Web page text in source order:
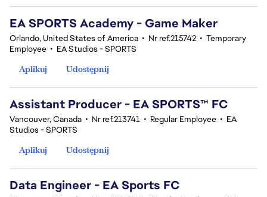
EA SPORTS Academy - Game Maker
Orlando, United States of America • Nr ref.215742 • Temporary
Employee • EA Studios - SPORTS
Aplikuj
Udostępnij
Assistant Producer - EA SPORTS™ FC
Vancouver, Canada • Nr ref.213741 • Regular Employee • EA
Studios - SPORTS
Aplikuj
Udostępnij
Data Engineer - EA Sports FC